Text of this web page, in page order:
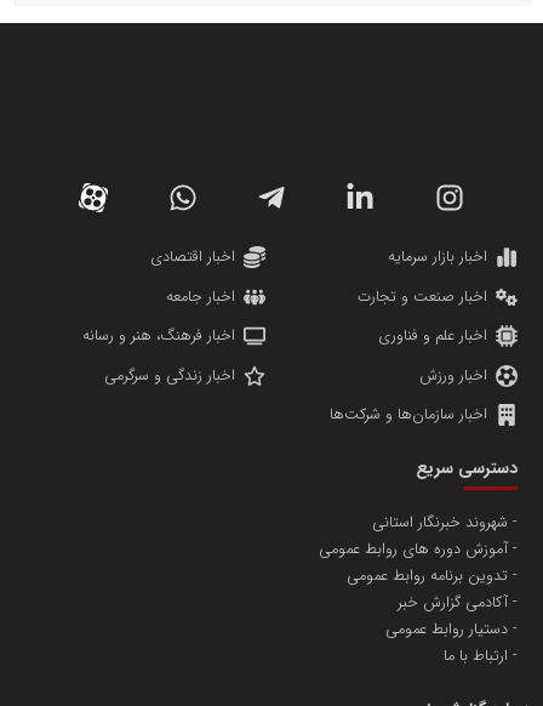
دانشگاه سئوی ایران
پایگاه اطلاع رسانی اعتلای نهادهای مردمی
تامین آهن اسفنجی تولیدکنندگان فولاد در کشور
مریم حاج نوروز نظری
مسعودصادقی
اخبار بازار سرمایه
اخبار اقتصادی
اخبار صنعت و تجارت
اخبار جامعه
اخبار علم و فناوری
اخبار فرهنگ، هنر و رسانه
اخبار ورزش
اخبار زندگی و سرگرمی
اخبار سازمان‌ها و شرکت‌ها
دسترسی سریع
شهروند خبرنگار استانی
آموزش دوره های روابط عمومی
تدوین برنامه روابط عمومی
آکادمی گزارش خبر
دستیار روابط عمومی
ارتباط با ما